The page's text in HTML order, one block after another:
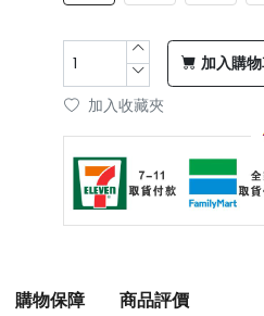
加入購
加入收藏夾
購物保障 商品評價